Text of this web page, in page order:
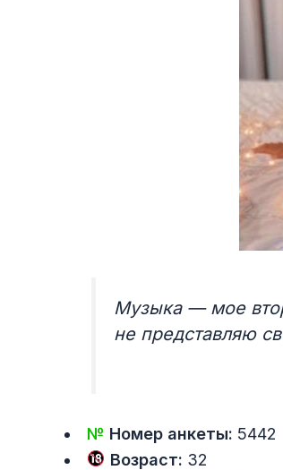
Музыка — мое
не представляю
№ Номер анкеты: 5442
Возраст: 32